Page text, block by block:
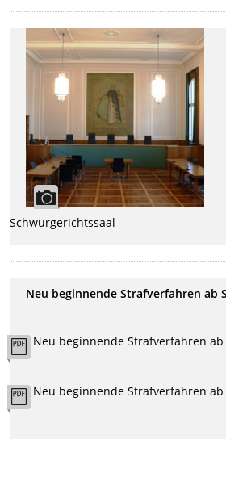
Schwurgerichtssaal
Neu beginnende Strafverfahren ab
Neu beginnende Strafverfahren ab
Neu beginnende Strafverfahren ab